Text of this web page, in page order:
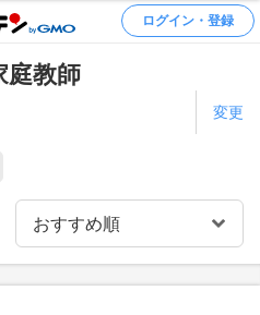
ログイン・登録
庭教師
変更